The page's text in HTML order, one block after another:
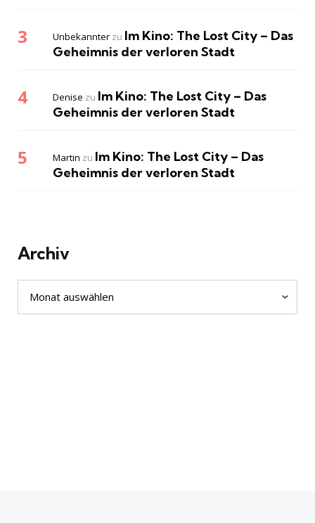
Unbekannter zu Im Kino: The Lost City – Das
Geheimnis der verloren Stadt
Denise zu Im Kino: The Lost City – Das
Geheimnis der verloren Stadt
Martin zu Im Kino: The Lost City – Das
Geheimnis der verloren Stadt
Archiv
Archiv